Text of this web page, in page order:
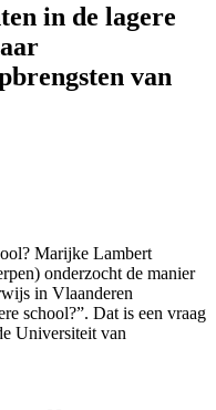
in de lagere
van
Marijke Lambert
onderzocht de manier
in Vlaanderen
school?”. Dat is een vraag
Universiteit van